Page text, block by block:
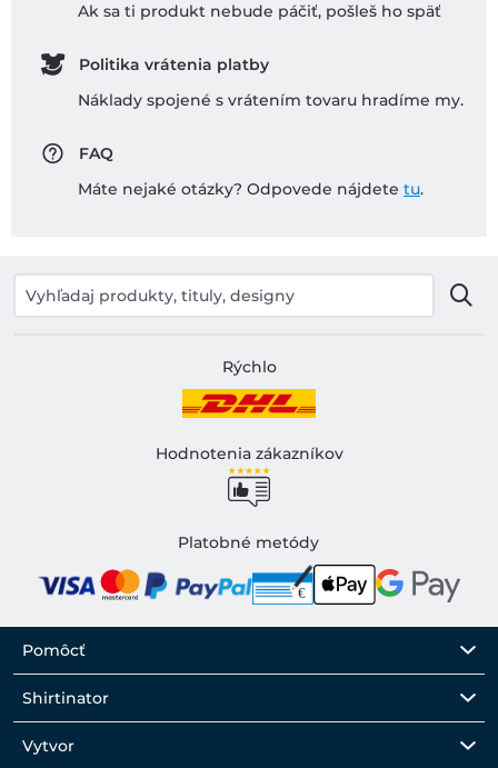
Ak sa ti produkt nebude páčiť, pošleš ho späť
Politika vrátenia platby
Náklady spojené s vrátením tovaru hradíme my.
FAQ
Máte nejaké otázky? Odpovede nájdete tu.
Rýchlo
Hodnotenia zákazníkov
Platobné metódy
Pomôcť
Shirtinator
Vytvor